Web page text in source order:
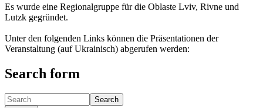
Es wurde eine Regionalgruppe für die Oblaste Lviv, Rivne und
Lutzk gegründet.
Unter den folgenden Links können die Präsentationen der
Veranstaltung (auf Ukrainisch) abgerufen werden:
Search form
Search